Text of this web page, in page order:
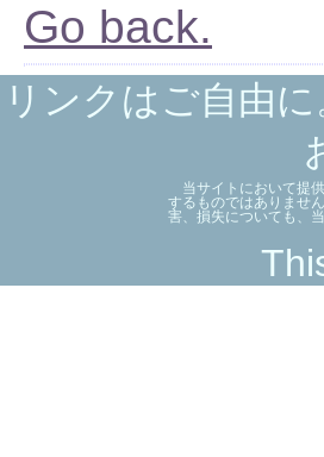
Go back.
リンクはご自由
当サイトにおいて提
するものではありませ
害、損失についても、